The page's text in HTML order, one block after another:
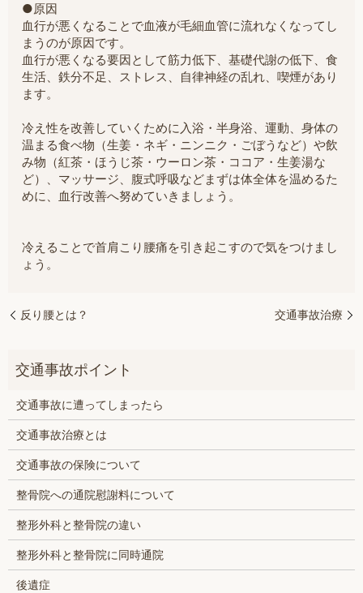
●原因
血行が悪くなることで血液が毛細血管に流れなくなってし
まうのが原因です。
血行が悪くなる要因として筋力低下、基礎代謝の低下、食
生活、鉄分不足、ストレス、自律神経の乱れ、喫煙があり
ます。
冷え性を改善していくために入浴・半身浴、運動、身体の
温まる食べ物（生姜・ネギ・ニンニク・ごぼうなど）や飲
み物（紅茶・ほうじ茶・ウーロン茶・ココア・生姜湯な
ど）、マッサージ、腹式呼吸などまずは体全体を温めるた
めに、血行改善へ努めていきましょう。
冷えることで首肩こり腰痛を引き起こすので気をつけまし
ょう。
反り腰とは？ 交通事故治療
交通事故に遭ってしまったら
交通事故治療とは
交通事故の保険について
整骨院への通院慰謝料について
整形外科と整骨院の違い
整形外科と整骨院に同時通院
後遺症